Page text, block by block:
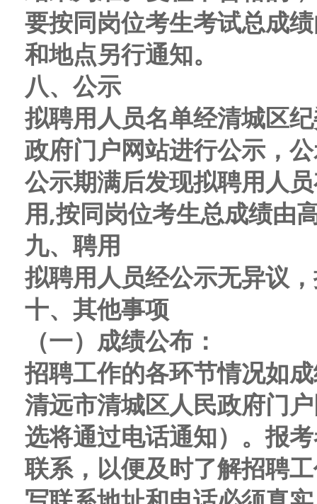
要按同岗位考生考试总成绩
和地点另行通知。
八、公示
拟聘用人员名单经清城区
政府门户网站进行公示，
公示期满后发现拟聘用人
用,按同岗位考生总成绩由
九、聘用
拟聘用人员经公示无异议
十、其他事项
（一） 成绩公布：
招聘工作的各环节情况如
清远市清城区人民政府门
选将通过电话通知）。报
联系，以便及时了解招聘